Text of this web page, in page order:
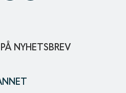
NYHETSBREV